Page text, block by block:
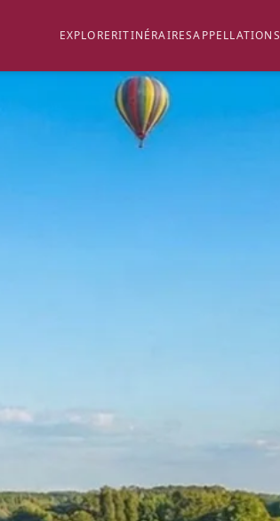
EXPLORERITINÉRAIRESAPPELLATIONS